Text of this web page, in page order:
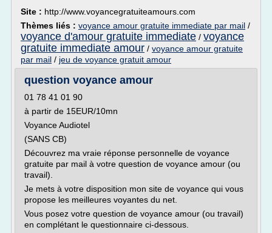
Site : http://www.voyancegratuiteamours.com
Thèmes liés : voyance amour gratuite immediate par mail /
voyance d'amour gratuite immediate / voyance
gratuite immediate amour / voyance amour gratuite
par mail / jeu de voyance gratuit amour
question voyance amour
01 78 41 01 90
à partir de 15EUR/10mn
Voyance Audiotel
(SANS CB)
Découvrez ma vraie réponse personnelle de voyance
gratuite par mail à votre question de voyance amour (ou
travail).
Je mets à votre disposition mon site de voyance qui vous
propose les meilleures voyantes du net.
Vous posez votre question de voyance amour (ou travail)
en complétant le questionnaire ci-dessous.